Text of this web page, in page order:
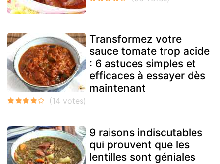
Transformez votre
sauce tomate trop acide
: 6 astuces simples et
efficaces à essayer dès
maintenant
9 raisons indiscutables
qui prouvent que les
lentilles sont géniales